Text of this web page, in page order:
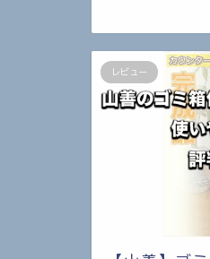
レビュー